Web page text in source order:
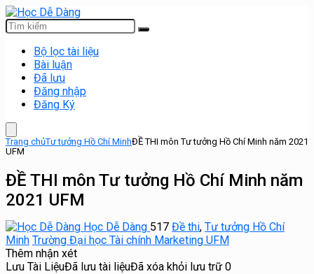
Bộ lọc tài liệu
Bài luận
Đã lưu
Đăng nhập
Đăng Ký
Trang chủTư tưởng Hồ Chí MinhĐỀ THI môn Tư tưởng Hồ Chí Minh năm 2021
UFM
ĐỀ THI môn Tư tưởng Hồ Chí Minh năm
2021 UFM
Học Dễ Dàng 517 Đề thi, Tư tưởng Hồ Chí
Minh Trường Đại học Tài chính Marketing UFM
Thêm nhận xét
Lưu Tài LiệuĐã lưu tài liệuĐã xóa khỏi lưu trữ 0